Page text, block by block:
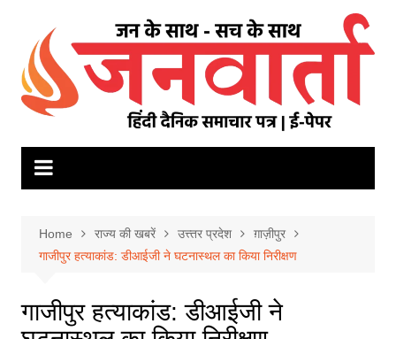
content
Home राज्य की खबरें उत्त्तर प्रदेश
ग़ाज़ीपुर
गाजीपुर हत्याकांड: डीआईजी ने घटनास्थल का किया निरीक्षण
गाजीपुर हत्याकांड: डीआईजी ने